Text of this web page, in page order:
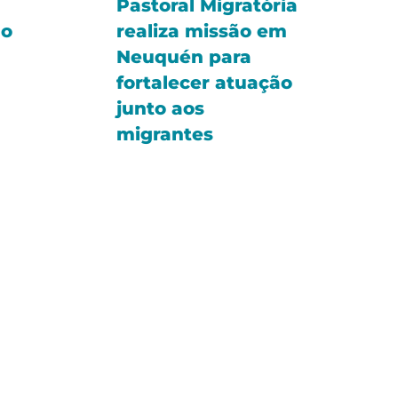
Pastoral Migratória
realiza missão em
Neuquén para
fortalecer atuação
junto aos
migrantes